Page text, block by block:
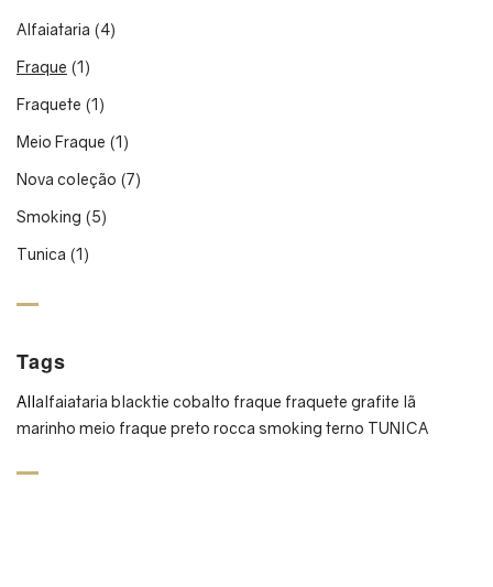
Alfaiataria (4)
Fraque (1)
Fraquete (1)
Meio Fraque (1)
Nova coleção (7)
Smoking (5)
Tunica (1)
Tags
Allalfaiataria blacktie cobalto fraque fraquete grafite lã
marinho meio fraque preto rocca smoking terno TUNICA